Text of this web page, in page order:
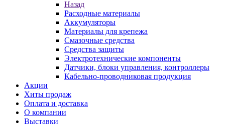
Назад
Расходные материалы
Аккумуляторы
Материалы для крепежа
Смазочные средства
Средства защиты
Электротехнические компоненты
Датчики, блоки управления, контроллеры
Кабельно-проводниковая продукция
Акции
Хиты продаж
Оплата и доставка
О компании
Выставки